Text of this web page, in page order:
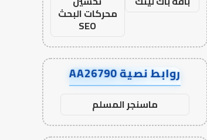
محركات البحث
SEO
روابط نصية AA26790
ماسنجر المسلم